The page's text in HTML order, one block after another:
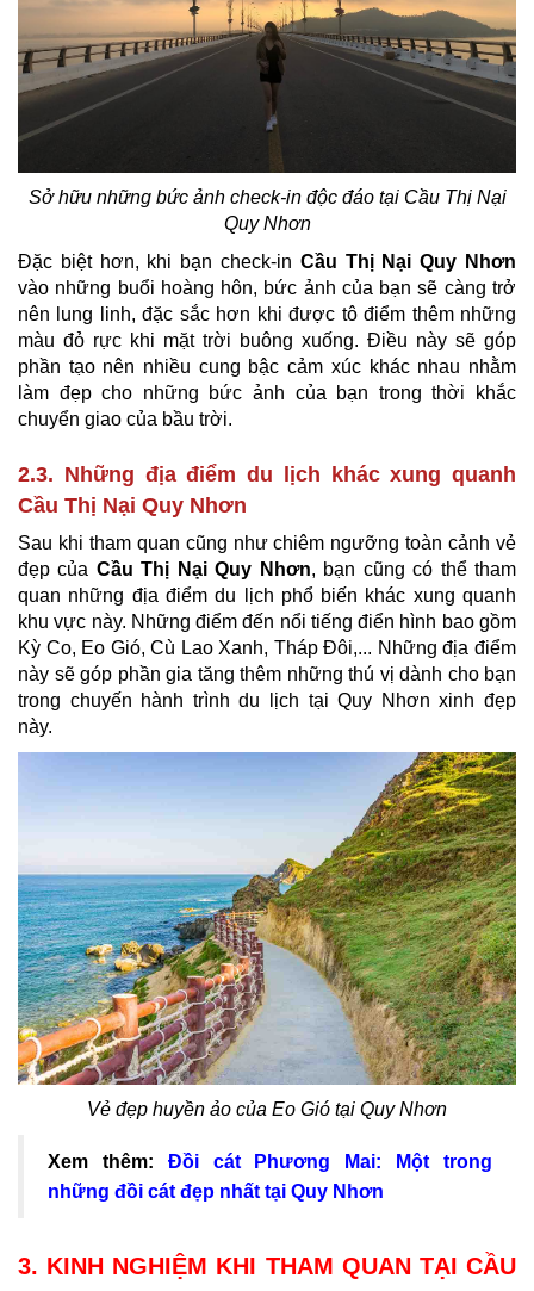
Sở hữu những bức ảnh check-in độc đáo tại Cầu Thị Nại
Quy Nhơn
Đặc biệt hơn, khi bạn check-in Cầu Thị Nại Quy Nhơn
vào những buổi hoàng hôn, bức ảnh của bạn sẽ càng trở
nên lung linh, đặc sắc hơn khi được tô điểm thêm những
màu đỏ rực khi mặt trời buông xuống. Điều này sẽ góp
phần tạo nên nhiều cung bậc cảm xúc khác nhau nhằm
làm đẹp cho những bức ảnh của bạn trong thời khắc
chuyển giao của bầu trời.
2.3. Những địa điểm du lịch khác xung quanh
Cầu Thị Nại Quy Nhơn
Sau khi tham quan cũng như chiêm ngưỡng toàn cảnh vẻ
đẹp của Cầu Thị Nại Quy Nhơn, bạn cũng có thể tham
quan những địa điểm du lịch phổ biến khác xung quanh
khu vực này. Những điểm đến nổi tiếng điển hình bao gồm
Kỳ Co, Eo Gió, Cù Lao Xanh, Tháp Đôi,... Những địa điểm
này sẽ góp phần gia tăng thêm những thú vị dành cho bạn
trong chuyến hành trình du lịch tại Quy Nhơn xinh đẹp
này.
Vẻ đẹp huyền ảo của Eo Gió tại Quy Nhơn
Xem thêm: Đồi cát Phương Mai: Một trong
những đồi cát đẹp nhất tại Quy Nhơn
3. KINH NGHIỆM KHI THAM QUAN TẠI CẦU